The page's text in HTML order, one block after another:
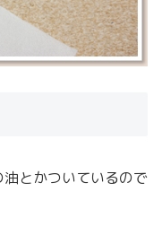
とかついているので